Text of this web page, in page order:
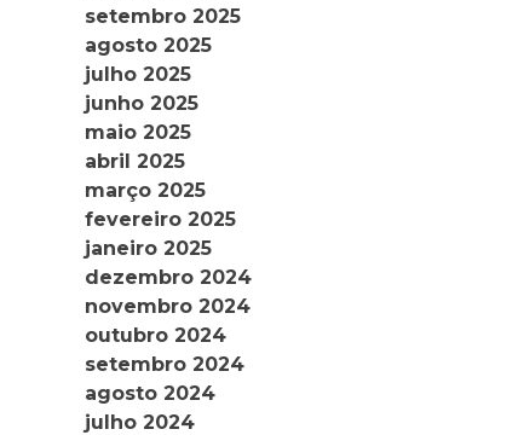
setembro 2025
agosto 2025
julho 2025
junho 2025
maio 2025
abril 2025
março 2025
fevereiro 2025
janeiro 2025
dezembro 2024
novembro 2024
outubro 2024
setembro 2024
agosto 2024
julho 2024